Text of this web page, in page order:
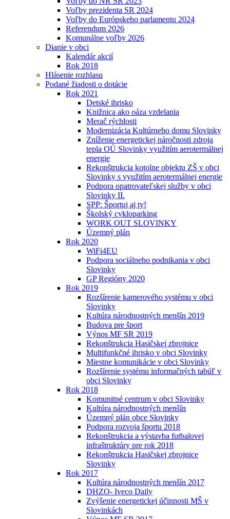
Voľby prezidenta SR 2024
Voľby do Európskeho parlamentu 2024
Referendum 2026
Komunálne voľby 2026
Dianie v obci
Kalendár akcií
Rok 2018
Hlásenie rozhlasu
Podané žiadosti o dotácie
Rok 2021
Detské ihrisko
Knižnica ako oáza vzdelania
Merač rýchlosti
Modernizácia Kultúrneho domu Slovinky
Zníženie energetickej náročnosti zdroja
tepla OÚ Slovinky využitím aerotermálnej
energie
Rekonštrukcia kotolne objektu ZŠ v obci
Slovinky s využitím aerotermálnej energie
Podpora opatrovateľskej služby v obci
Slovinky II.
SPP: Športuj aj ty!
Školský cykloparking
WORK OUT SLOVINKY
Územný plán
Rok 2020
WiFi4EU
Podpora sociálneho podnikania v obci
Slovinky
GP Regióny 2020
Rok 2019
Rozšírenie kamerového systému v obci
Slovinky
Kultúra národnostných menšín 2019
Budova pre šport
Výnos MF SR 2019
Rekonštrukcia Hasičskej zbrojnice
Multifunkčné ihrisko v obci Slovinky
Miestne komunikácie v obci Slovinky
Rozšírenie systému informačných tabúľ v
obci Slovinky
Rok 2018
Komunitné centrum v obci Slovinky
Kultúra národnostných menšín
Územný plán obce Slovinky
Podpora rozvoja športu 2018
Rekonštrukcia a výstavba futbalovej
infraštruktúry pre rok 2018
Rekonštrukcia Hasičskej zbrojnice
Slovinky
Rok 2017
Kultúra národnostných menšín 2017
DHZO- Iveco Daily
Zvýšenie energetickej účinnosti MŠ v
Slovinkách